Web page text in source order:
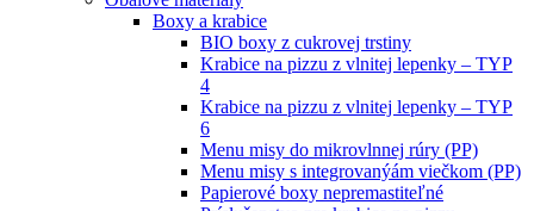
Boxy a krabice
BIO boxy z cukrovej trstiny
Krabice na pizzu z vlnitej lepenky – TYP
4
Krabice na pizzu z vlnitej lepenky – TYP
6
Menu misy do mikrovlnnej rúry (PP)
Menu misy s integrovanýám viečkom (PP)
Papierové boxy nepremastiteľné